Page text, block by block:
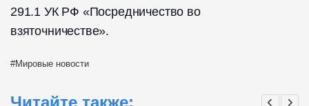
291.1 УК РФ «Посредничество во
взяточничестве».
Мировые новости